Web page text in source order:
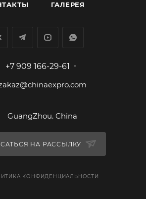
ГАЛЕРЕЯ
+7 909 166-29-61
GuangZhou. China
НА РАССЫЛКУ
КОНФИДЕНЦИАЛЬНОСТИ